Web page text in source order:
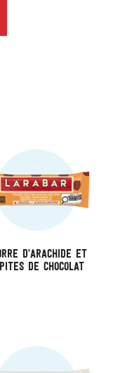
D’arachide Et
De Chocolat